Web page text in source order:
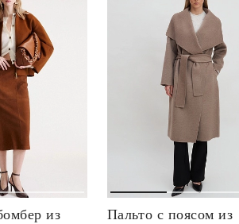
из
Пальто с поясом из